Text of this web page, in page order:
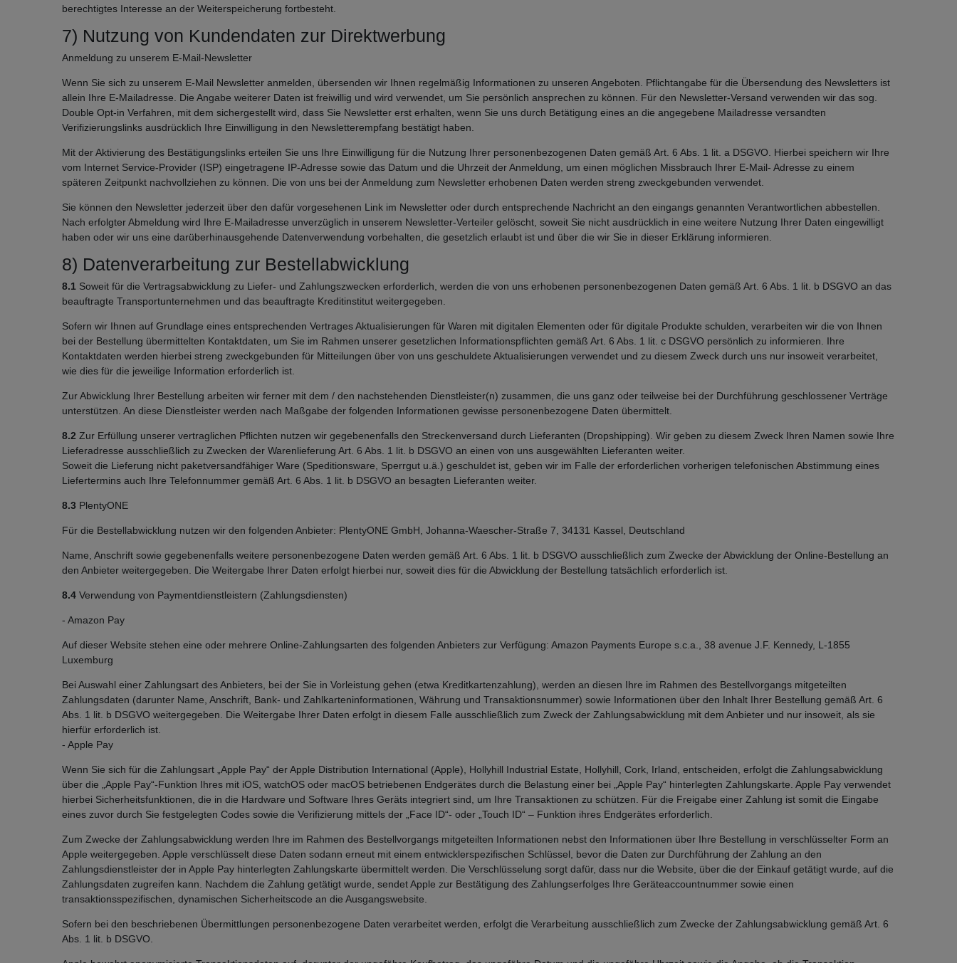
berechtigtes Interesse an der Weiterspeicherung fortbesteht.
7) Nutzung von Kundendaten zur Direktwerbung
Anmeldung zu unserem E-Mail-Newsletter
Wenn Sie sich zu unserem E-Mail Newsletter anmelden, übersenden wir Ihnen regelmäßig Informationen zu unseren Angeboten. Pflichtangabe für die Übersendung des Newsletters ist
allein Ihre E-Mailadresse. Die Angabe weiterer Daten ist freiwillig und wird verwendet, um Sie persönlich ansprechen zu können. Für den Newsletter-Versand verwenden wir das sog.
Double Opt-in Verfahren, mit dem sichergestellt wird, dass Sie Newsletter erst erhalten, wenn Sie uns durch Betätigung eines an die angegebene Mailadresse versandten
Verifizierungslinks ausdrücklich Ihre Einwilligung in den Newsletterempfang bestätigt haben.
Mit der Aktivierung des Bestätigungslinks erteilen Sie uns Ihre Einwilligung für die Nutzung Ihrer personenbezogenen Daten gemäß Art. 6 Abs. 1 lit. a DSGVO. Hierbei speichern wir Ihre
vom Internet Service-Provider (ISP) eingetragene IP-Adresse sowie das Datum und die Uhrzeit der Anmeldung, um einen möglichen Missbrauch Ihrer E-Mail- Adresse zu einem
späteren Zeitpunkt nachvollziehen zu können. Die von uns bei der Anmeldung zum Newsletter erhobenen Daten werden streng zweckgebunden verwendet.
Sie können den Newsletter jederzeit über den dafür vorgesehenen Link im Newsletter oder durch entsprechende Nachricht an den eingangs genannten Verantwortlichen abbestellen.
Nach erfolgter Abmeldung wird Ihre E-Mailadresse unverzüglich in unserem Newsletter-Verteiler gelöscht, soweit Sie nicht ausdrücklich in eine weitere Nutzung Ihrer Daten eingewilligt
haben oder wir uns eine darüberhinausgehende Datenverwendung vorbehalten, die gesetzlich erlaubt ist und über die wir Sie in dieser Erklärung informieren.
8) Datenverarbeitung zur Bestellabwicklung
8.1 Soweit für die Vertragsabwicklung zu Liefer- und Zahlungszwecken erforderlich, werden die von uns erhobenen personenbezogenen Daten gemäß Art. 6 Abs. 1 lit. b DSGVO an das
beauftragte Transportunternehmen und das beauftragte Kreditinstitut weitergegeben.
Sofern wir Ihnen auf Grundlage eines entsprechenden Vertrages Aktualisierungen für Waren mit digitalen Elementen oder für digitale Produkte schulden, verarbeiten wir die von Ihnen
bei der Bestellung übermittelten Kontaktdaten, um Sie im Rahmen unserer gesetzlichen Informationspflichten gemäß Art. 6 Abs. 1 lit. c DSGVO persönlich zu informieren. Ihre
Kontaktdaten werden hierbei streng zweckgebunden für Mitteilungen über von uns geschuldete Aktualisierungen verwendet und zu diesem Zweck durch uns nur insoweit verarbeitet,
wie dies für die jeweilige Information erforderlich ist.
Zur Abwicklung Ihrer Bestellung arbeiten wir ferner mit dem / den nachstehenden Dienstleister(n) zusammen, die uns ganz oder teilweise bei der Durchführung geschlossener Verträge
unterstützen. An diese Dienstleister werden nach Maßgabe der folgenden Informationen gewisse personenbezogene Daten übermittelt.
8.2 Zur Erfüllung unserer vertraglichen Pflichten nutzen wir gegebenenfalls den Streckenversand durch Lieferanten (Dropshipping). Wir geben zu diesem Zweck Ihren Namen sowie Ihre
Lieferadresse ausschließlich zu Zwecken der Warenlieferung Art. 6 Abs. 1 lit. b DSGVO an einen von uns ausgewählten Lieferanten weiter.
Soweit die Lieferung nicht paketversandfähiger Ware (Speditionsware, Sperrgut u.ä.) geschuldet ist, geben wir im Falle der erforderlichen vorherigen telefonischen Abstimmung eines
Liefertermins auch Ihre Telefonnummer gemäß Art. 6 Abs. 1 lit. b DSGVO an besagten Lieferanten weiter.
8.3 PlentyONE
Für die Bestellabwicklung nutzen wir den folgenden Anbieter: PlentyONE GmbH, Johanna-Waescher-Straße 7, 34131 Kassel, Deutschland
Name, Anschrift sowie gegebenenfalls weitere personenbezogene Daten werden gemäß Art. 6 Abs. 1 lit. b DSGVO ausschließlich zum Zwecke der Abwicklung der Online-Bestellung an
den Anbieter weitergegeben. Die Weitergabe Ihrer Daten erfolgt hierbei nur, soweit dies für die Abwicklung der Bestellung tatsächlich erforderlich ist.
8.4 Verwendung von Paymentdienstleistern (Zahlungsdiensten)
- Amazon Pay
Auf dieser Website stehen eine oder mehrere Online-Zahlungsarten des folgenden Anbieters zur Verfügung: Amazon Payments Europe s.c.a., 38 avenue J.F. Kennedy, L-1855
Luxemburg
Bei Auswahl einer Zahlungsart des Anbieters, bei der Sie in Vorleistung gehen (etwa Kreditkartenzahlung), werden an diesen Ihre im Rahmen des Bestellvorgangs mitgeteilten
Zahlungsdaten (darunter Name, Anschrift, Bank- und Zahlkarteninformationen, Währung und Transaktionsnummer) sowie Informationen über den Inhalt Ihrer Bestellung gemäß Art. 6
Abs. 1 lit. b DSGVO weitergegeben. Die Weitergabe Ihrer Daten erfolgt in diesem Falle ausschließlich zum Zweck der Zahlungsabwicklung mit dem Anbieter und nur insoweit, als sie
hierfür erforderlich ist.
- Apple Pay
Wenn Sie sich für die Zahlungsart „Apple Pay“ der Apple Distribution International (Apple), Hollyhill Industrial Estate, Hollyhill, Cork, Irland, entscheiden, erfolgt die Zahlungsabwicklung
über die „Apple Pay“-Funktion Ihres mit iOS, watchOS oder macOS betriebenen Endgerätes durch die Belastung einer bei „Apple Pay“ hinterlegten Zahlungskarte. Apple Pay verwendet
hierbei Sicherheitsfunktionen, die in die Hardware und Software Ihres Geräts integriert sind, um Ihre Transaktionen zu schützen. Für die Freigabe einer Zahlung ist somit die Eingabe
eines zuvor durch Sie festgelegten Codes sowie die Verifizierung mittels der „Face ID“- oder „Touch ID“ – Funktion ihres Endgerätes erforderlich.
Zum Zwecke der Zahlungsabwicklung werden Ihre im Rahmen des Bestellvorgangs mitgeteilten Informationen nebst den Informationen über Ihre Bestellung in verschlüsselter Form an
Apple weitergegeben. Apple verschlüsselt diese Daten sodann erneut mit einem entwicklerspezifischen Schlüssel, bevor die Daten zur Durchführung der Zahlung an den
Zahlungsdienstleister der in Apple Pay hinterlegten Zahlungskarte übermittelt werden. Die Verschlüsselung sorgt dafür, dass nur die Website, über die der Einkauf getätigt wurde, auf die
Zahlungsdaten zugreifen kann. Nachdem die Zahlung getätigt wurde, sendet Apple zur Bestätigung des Zahlungserfolges Ihre Geräteaccountnummer sowie einen
transaktionsspezifischen, dynamischen Sicherheitscode an die Ausgangswebsite.
Sofern bei den beschriebenen Übermittlungen personenbezogene Daten verarbeitet werden, erfolgt die Verarbeitung ausschließlich zum Zwecke der Zahlungsabwicklung gemäß Art. 6
Abs. 1 lit. b DSGVO.